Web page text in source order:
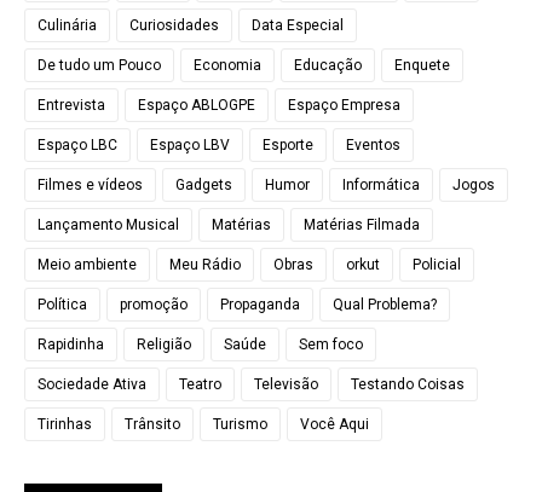
Culinária Curiosidades Data Especial
De tudo um Pouco Economia Educação Enquete
Entrevista Espaço ABLOGPE Espaço Empresa
Espaço LBC Espaço LBV Esporte Eventos
Filmes e vídeos Gadgets Humor Informática Jogos
Lançamento Musical Matérias Matérias Filmada
Meio ambiente Meu Rádio Obras orkut Policial
Política promoção Propaganda Qual Problema?
Rapidinha Religião Saúde Sem foco
Sociedade Ativa Teatro Televisão Testando Coisas
Tirinhas Trânsito Turismo Você Aqui